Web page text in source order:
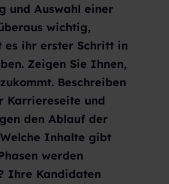
und Auswahl einer
wichtig,
es ihr erster Schritt in
Zeigen Sie Ihnen,
Beschreiben
Karriereseite und
den Ablauf der
Inhalte gibt
werden
Ihre Kandidaten